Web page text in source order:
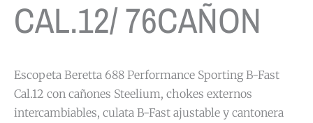
CAL.12/ 76CAÑON
Escopeta Beretta 688 Performance Sporting B-Fast
Cal.12 con cañones Steelium, chokes externos
intercambiables, culata B-Fast ajustable y cantonera